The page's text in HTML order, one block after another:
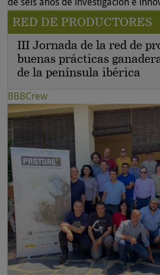
RED DE PRODUCTORES
III Jornada de la red de
buenas prácticas
de la península ibérica
BBBCrew